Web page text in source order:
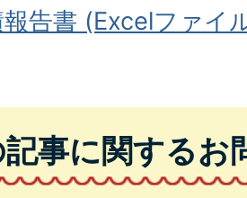
告書 (Excelファイ
事に関するお